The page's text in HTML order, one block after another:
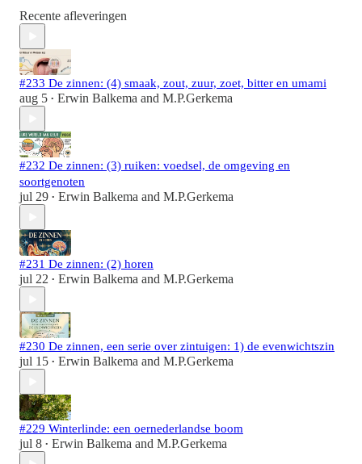
Recente afleveringen
#233 De zinnen: (4) smaak, zout, zuur, zoet, bitter en umami
aug 5 • Erwin Balkema and M.P.Gerkema
#232 De zinnen: (3) ruiken: voedsel, de omgeving en
soortgenoten
jul 29 • Erwin Balkema and M.P.Gerkema
#231 De zinnen: (2) horen
jul 22 • Erwin Balkema and M.P.Gerkema
#230 De zinnen, een serie over zintuigen: 1) de evenwichtszin
jul 15 • Erwin Balkema and M.P.Gerkema
#229 Winterlinde: een oernederlandse boom
jul 8 • Erwin Balkema and M.P.Gerkema